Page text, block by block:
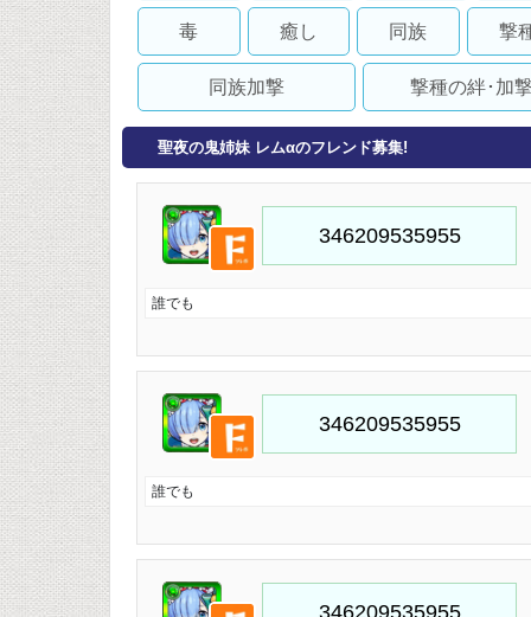
毒 癒し 同族 撃
同族加撃 撃種の絆･加
聖夜の鬼姉妹 レムαのフレンド募集!
誰でも
誰でも